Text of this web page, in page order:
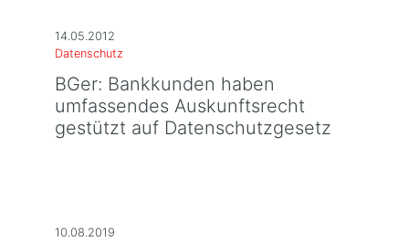
14.05.2012
Datenschutz
BGer: Bankkunden haben
umfassendes Auskunftsrecht
gestützt auf Datenschutzgesetz
10.08.2019